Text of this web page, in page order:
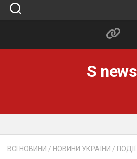
Skip
S news
ВСІ НОВИНИ / НОВИНИ УКРАЇНИ / ПОДІЇ